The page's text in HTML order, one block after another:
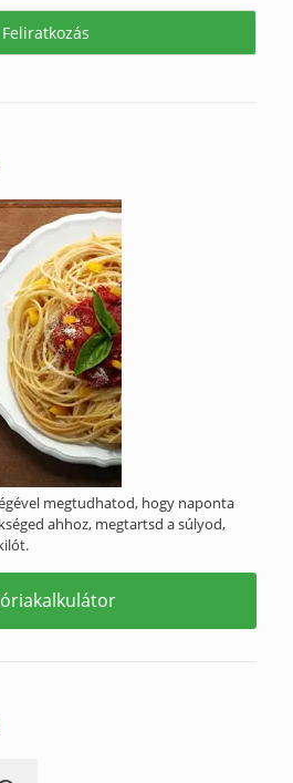
megtudhatod, hogy naponta
ahhoz, megtartsd a súlyod,